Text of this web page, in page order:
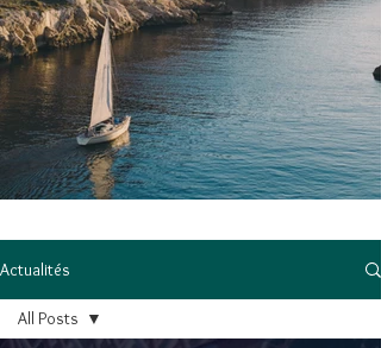
Actualités
All Posts